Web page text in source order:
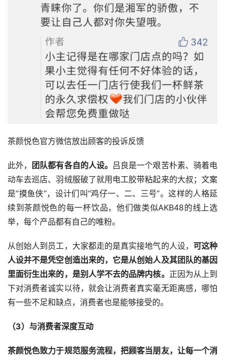
茶颜悦色官方微信放出顾客的投诉反馈
此外， 团队都有各自的人设。 吕良是一个艰苦朴素、骑着电
动车去巡店、羽绒服破了就用电工胶带粘起来的大叔；文案
是“摸鱼侠”，设计们叫“鸡仔一、二、三号”。这样的人格延
续到茶颜悦色的每一杯饮品，他们做类似AKB48的线上选
举，每个产品都有自己的唯粉。
从创始人到员工，大家都走的是真实接地气的人设， 可这种
人设并不是凭空创造出来的，它是从创始人及其团队的基因
里面衍生出来的，是别人学不去的品牌内核。 正因为从上到
下对消费者诚实以待，就会让消费者真实毫无距离感，哪怕
有一些不足和缺点，消费者也是能够接受的。
（3）与消费者深度互动
茶颜悦色致力于规范服务流程，把顾客当朋友，让每一个消